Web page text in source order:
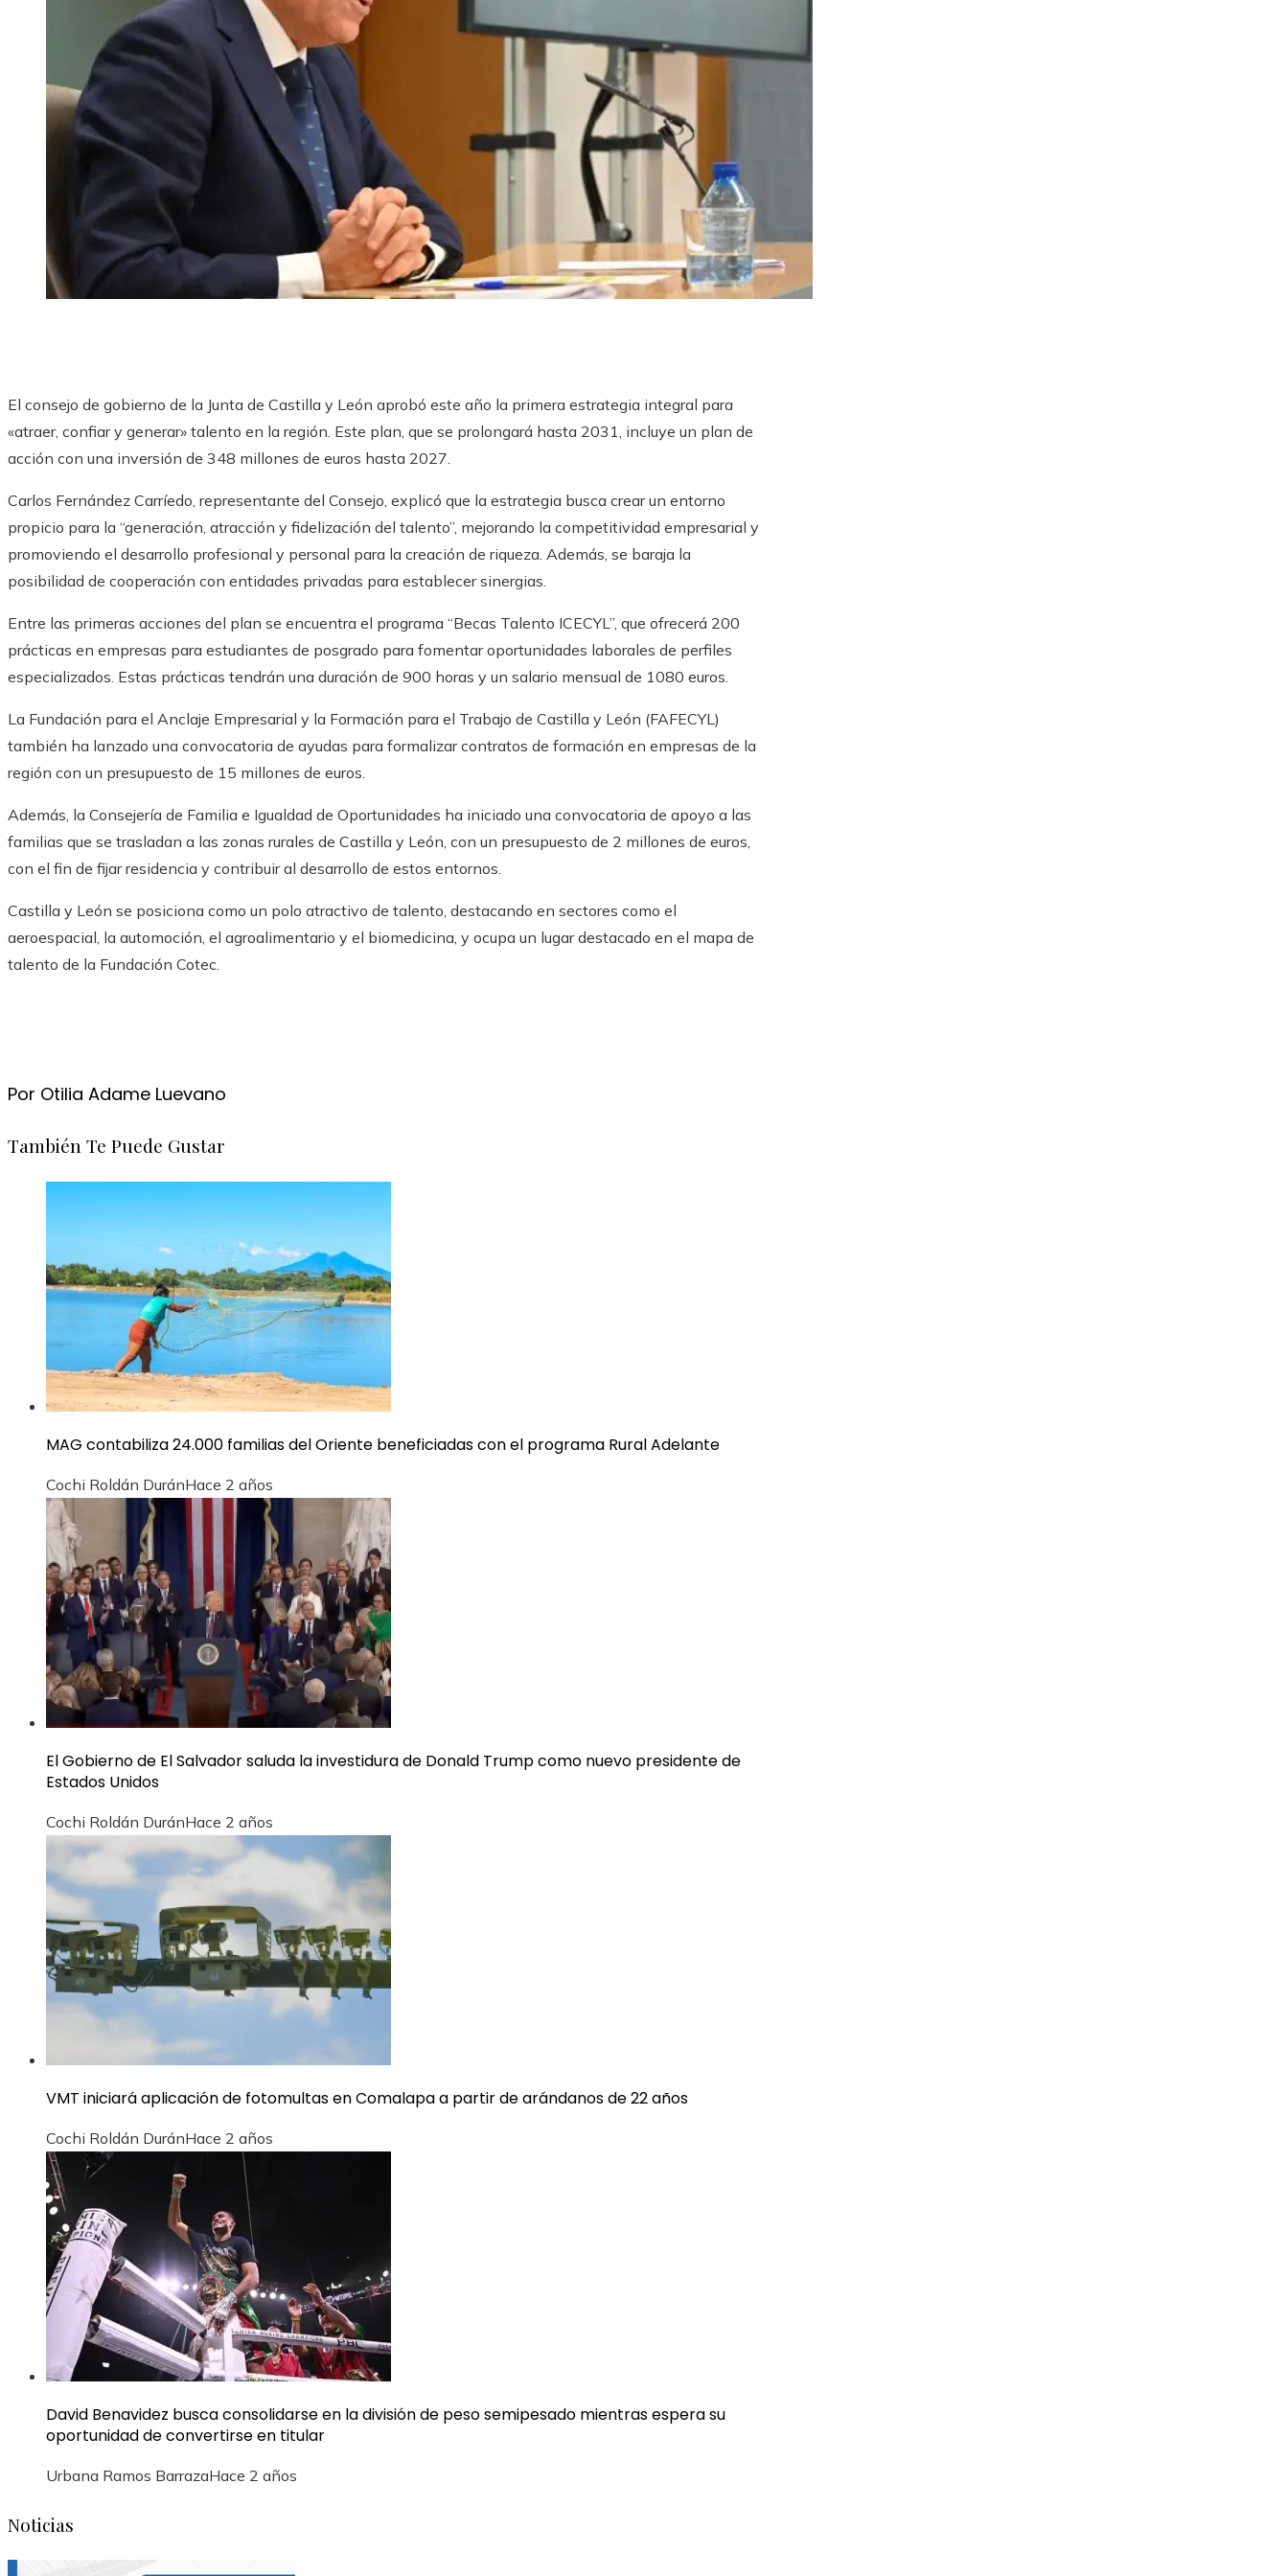
El consejo de gobierno de la Junta de Castilla y León aprobó este año la primera estrategia integral para
«atraer, confiar y generar» talento en la región. Este plan, que se prolongará hasta 2031, incluye un plan de
acción con una inversión de 348 millones de euros hasta 2027.
Carlos Fernández Carríedo, representante del Consejo, explicó que la estrategia busca crear un entorno
propicio para la “generación, atracción y fidelización del talento”, mejorando la competitividad empresarial y
promoviendo el desarrollo profesional y personal para la creación de riqueza. Además, se baraja la
posibilidad de cooperación con entidades privadas para establecer sinergias.
Entre las primeras acciones del plan se encuentra el programa “Becas Talento ICECYL”, que ofrecerá 200
prácticas en empresas para estudiantes de posgrado para fomentar oportunidades laborales de perfiles
especializados. Estas prácticas tendrán una duración de 900 horas y un salario mensual de 1080 euros.
La Fundación para el Anclaje Empresarial y la Formación para el Trabajo de Castilla y León (FAFECYL)
también ha lanzado una convocatoria de ayudas para formalizar contratos de formación en empresas de la
región con un presupuesto de 15 millones de euros.
Además, la Consejería de Familia e Igualdad de Oportunidades ha iniciado una convocatoria de apoyo a las
familias que se trasladan a las zonas rurales de Castilla y León, con un presupuesto de 2 millones de euros,
con el fin de fijar residencia y contribuir al desarrollo de estos entornos.
Castilla y León se posiciona como un polo atractivo de talento, destacando en sectores como el
aeroespacial, la automoción, el agroalimentario y el biomedicina, y ocupa un lugar destacado en el mapa de
talento de la Fundación Cotec.
Por Otilia Adame Luevano
También Te Puede Gustar
MAG contabiliza 24.000 familias del Oriente beneficiadas con el programa Rural Adelante
Cochi Roldán DuránHace 2 años
El Gobierno de El Salvador saluda la investidura de Donald Trump como nuevo presidente de
Estados Unidos
Cochi Roldán DuránHace 2 años
VMT iniciará aplicación de fotomultas en Comalapa a partir de arándanos de 22 años
Cochi Roldán DuránHace 2 años
David Benavidez busca consolidarse en la división de peso semipesado mientras espera su
oportunidad de convertirse en titular
Urbana Ramos BarrazaHace 2 años
Noticias